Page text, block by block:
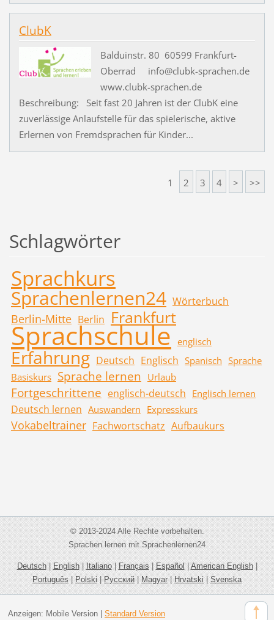
ClubK
Balduinstr. 80 60599 Frankfurt-
Oberrad info@clubk-sprachen.de
www.clubk-sprachen.de
Beschreibung: Seit fast 20 Jahren ist der ClubK eine
zuverlässige Anlaufstelle für das spielerische, aktive
Erlernen von Fremdsprachen für Kinder...
1 2 3 4 > >>
Schlagwörter
Sprachkurs
Sprachenlernen24 Wörterbuch
Berlin-Mitte Berlin Frankfurt
Sprachschule englisch
Erfahrung Deutsch Englisch Spanisch Sprache
Basiskurs Sprache lernen Urlaub
Fortgeschrittene englisch-deutsch Englisch lernen
Deutsch lernen Auswandern Expresskurs
Vokabeltrainer Fachwortschatz Aufbaukurs
© 2013-2024 Alle Rechte vorbehalten.
Sprachen lernen mit Sprachenlernen24
Deutsch|English|Italiano|Français|Español|American English|
Português|Polski|Русский|Magyar|Hrvatski|Svenska
Anzeigen: Mobile Version| Standard Version